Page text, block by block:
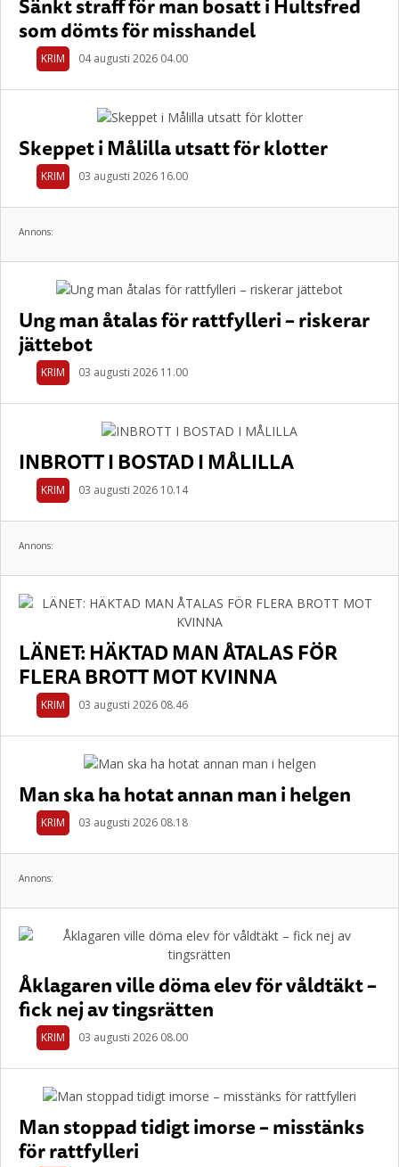
som dömts för misshandel
KRIM 04 augusti 2026 04.00
Skeppet i Målilla utsatt för klotter
KRIM 03 augusti 2026 16.00
Annons:
Ung man åtalas för rattfylleri – riskerar
jättebot
KRIM 03 augusti 2026 11.00
INBROTT I BOSTAD I MÅLILLA
KRIM 03 augusti 2026 10.14
Annons:
LÄNET: HÄKTAD MAN ÅTALAS FÖR
FLERA BROTT MOT KVINNA
KRIM 03 augusti 2026 08.46
Man ska ha hotat annan man i helgen
KRIM 03 augusti 2026 08.18
Annons:
Åklagaren ville döma elev för våldtäkt –
fick nej av tingsrätten
KRIM 03 augusti 2026 08.00
Man stoppad tidigt imorse – misstänks
för rattfylleri